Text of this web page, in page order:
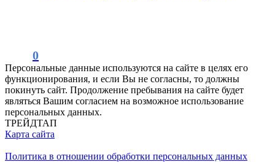
0
Персональные данные используются на сайте в целях его
функционирования, и если Вы не согласны, то должны
покинуть сайт. Продолжение пребывания на сайте будет
являться Вашим согласием на возможное использование
персональных данных.
ТРЕЙДТАП
Карта сайта
Политика в отношении обработки персональных данных